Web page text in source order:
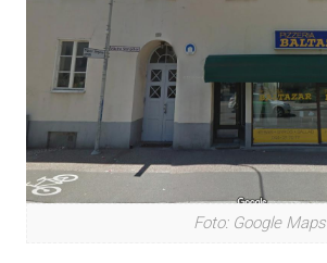
Foto: Google Maps